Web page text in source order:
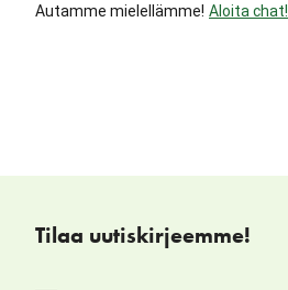
Autamme mielellämme! Aloita chat!
Tilaa uutiskirjeemme!